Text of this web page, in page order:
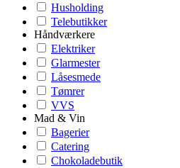
Husholding
Telebutikker
Håndværkere
Elektriker
Glarmester
Låsesmede
Tømrer
VVS
Mad & Vin
Bagerier
Catering
Chokoladebutik